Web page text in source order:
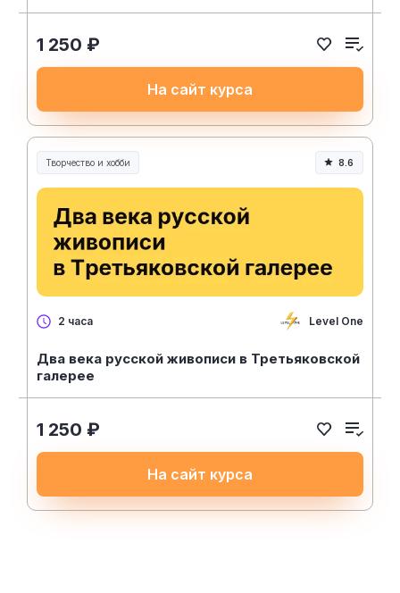
1 250 ₽
На сайт курса
Творчество и хобби
Творчество, контент и хобби
8.6
2 часа Level One
Два века русской живописи в Третьяковской
галерее
1 250 ₽
На сайт курса